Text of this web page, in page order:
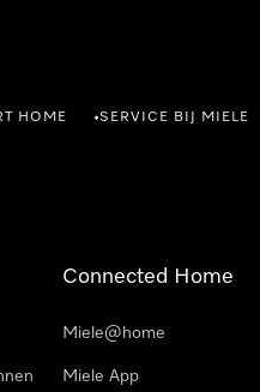
HOME •SERVICE BIJ MIELE
Connected Home
Miele@home
Miele App